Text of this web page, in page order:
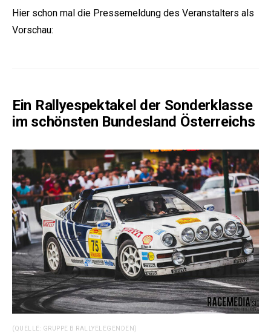
Hier schon mal die Pressemeldung des Veranstalters als
Vorschau:
Ein Rallyespektakel der Sonderklasse
im schönsten Bundesland Österreichs
(QUELLE: GRUPPE B RALLYELEGENDEN)